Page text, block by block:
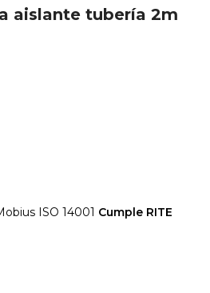
aislante tubería 2m
ISO 14001 Cumple RITE